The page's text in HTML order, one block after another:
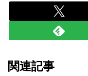
関連記事